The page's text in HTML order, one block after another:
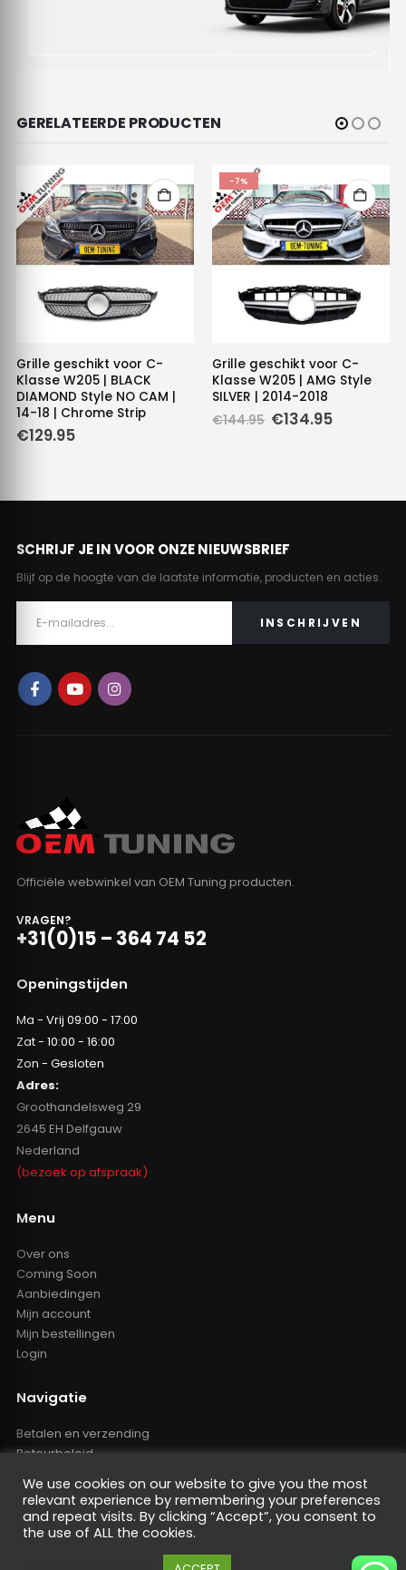
GERELATEERDE PRODUCTEN
Grille geschikt voor C-
Klasse W205 | BLACK
DIAMOND Style NO CAM |
14-18 | Chrome Strip
€129.95
-7%
Grille geschikt voor C-
Klasse W205 | AMG Style
SILVER | 2014-2018
€144.95 Oorspronkelijke
€134.95Huidige
SCHRIJF JE IN VOOR ONZE NIEUWSBRIEF
Blijf op de hoogte van de laatste informatie, producten en acties.
Officiële webwinkel van OEM Tuning producten.
VRAGEN?
+31(0)15 – 364 74 52
Openingstijden
Ma - Vrij 09:00 - 17:00
Zat - 10:00 - 16:00
Zon - Gesloten
Adres:
Groothandelsweg 29
2645 EH Delfgauw
Nederland
(bezoek op afspraak)
Menu
Over ons
Coming Soon
Aanbiedingen
Mijn account
Mijn bestellingen
Login
Navigatie
Betalen en verzending
Retourbeleid
Algemene voorwaarden
Resellers inlog
Reseller worden
We use cookies on our website to give you the most
relevant experience by remembering your preferences
and repeat visits. By clicking “Accept”, you consent to
the use of ALL the cookies.